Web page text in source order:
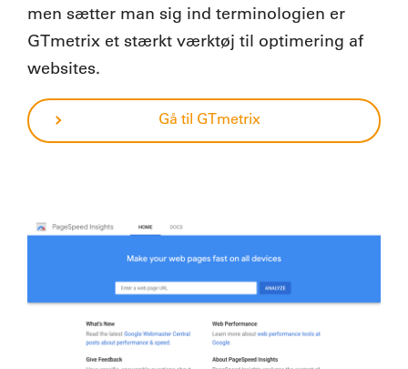
men sætter man sig ind terminologien er
GTmetrix et stærkt værktøj til optimering af
websites.
Gå til GTmetrix